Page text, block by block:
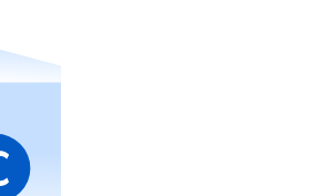
regalo de tus marcas favoritas con
tarjetas regalo